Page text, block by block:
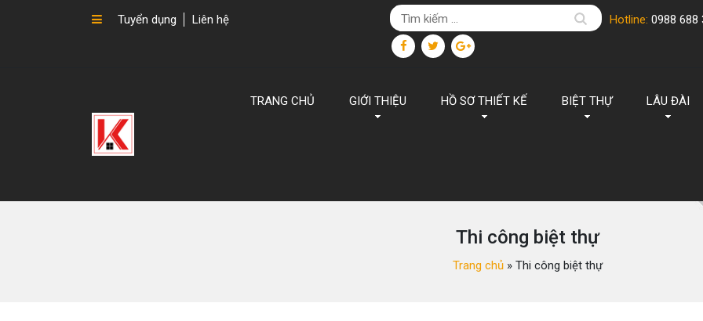
Tuyển dụng Liên hệ Hotline: 0988 688
TRANG CHỦ GIỚI THIỆU HỒ SƠ THIẾT KẾ BIỆT THỰ LÂU ĐÀI
Thi công biệt thự
Trang chủ» Thi công biệt thự